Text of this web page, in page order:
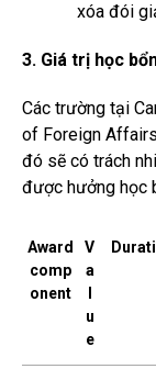
xóa đói
3. Giá trị học
Các trường tại
of Foreign
đó sẽ có trách
được hưởng học
Award
comp
onent
V
a
u
e